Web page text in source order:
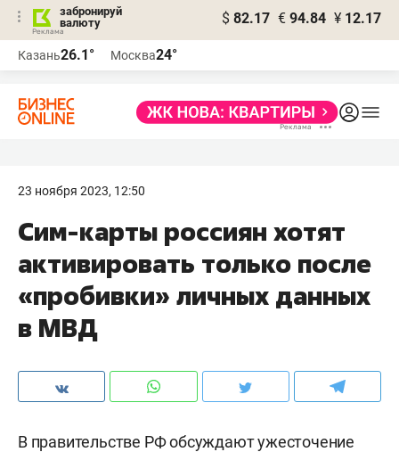
забронируй
валюту
$ 82.17 € 94.84 ¥ 12.17
Казань26.1° Москва24°
23 ноября 2023, 12:50
Сим-карты россиян хотят
активировать только после
«пробивки» личных данных
в МВД
В правительстве РФ обсуждают ужесточение